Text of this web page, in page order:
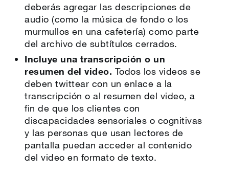
deberás agregar las descripciones de
audio (como la música de fondo o los
murmullos en una cafetería) como parte
del archivo de subtítulos cerrados.
Incluye una transcripción o un
resumen del video. Todos los videos se
deben twittear con un enlace a la
transcripción o al resumen del video, a
fin de que los clientes con
discapacidades sensoriales o cognitivas
y las personas que usan lectores de
pantalla puedan acceder al contenido
del video en formato de texto.